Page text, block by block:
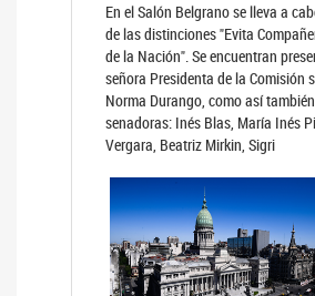
En el Salón Belgrano se lleva a
de las distinciones "Evita
de la Nación". Se encuentran
señora Presidenta de la Comisión
Norma Durango, como así
senadoras: Inés Blas, María Inés
Vergara, Beatriz Mirkin, Sigri